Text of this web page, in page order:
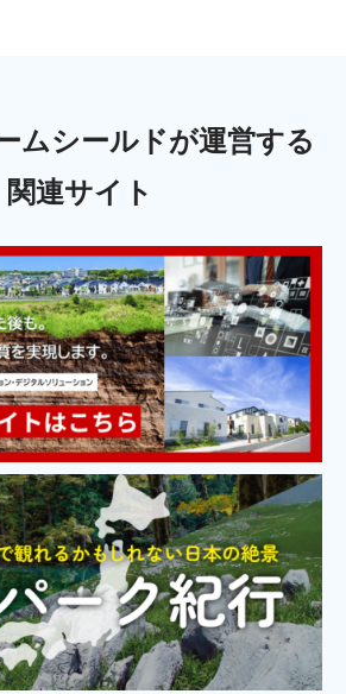
ムシールドが運営する
関連サイト